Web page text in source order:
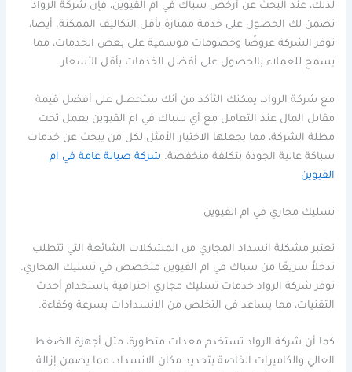
لذلك، عند البحث عن أرخص سباك في ام القيوين، فإن شركة الرواد
تضمن لك الحصول على خدمة ممتازة بأقل التكاليف الممكنة. أيضا،
توفر الشركة عروضًا وخصومات موسمية على بعض الخدمات، مما
يسمح للعملاء بالحصول على أفضل الخدمات بأقل الأسعار.
مع شركة الرواد، يمكنك التأكد من أنك ستحصل على أفضل قيمة
مقابل المال عند التعامل مع أي سباك في ام القيوين يعمل تحت
مظلة الشركة، مما يجعلها الاختيار الأمثل لكل من يبحث عن خدمات
سباكة عالية الجودة بتكلفة منخفضة. شركة صيانة عامة في ام
القيوين
تسليك مجاري في ام القيوين
تعتبر مشكلة انسداد المجاري من المشكلات الشائعة التي تتطلب
تدخلاً سريعًا من سباك في ام القيوين متخصص في تسليك المجاري.
توفر شركة الرواد خدمات تسليك مجاري احترافية باستخدام أحدث
التقنيات، مما يساعد في التخلص من الانسدادات بسرعة وكفاءة.
كما أن شركة الرواد تستخدم معدات متطورة، مثل أجهزة الضغط
العالي والكاميرات الخاصة بتحديد مكان الانسداد، مما يضمن إزالة